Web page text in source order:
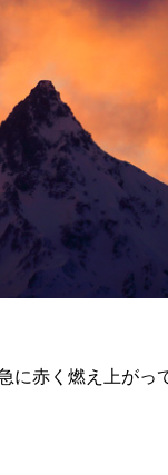
に赤く燃え上がっ